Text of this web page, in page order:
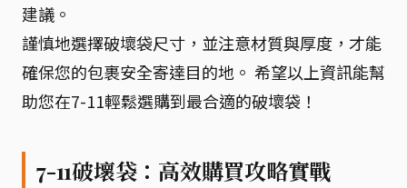
建議。
謹慎地選擇破壞袋尺寸，並注意材質與厚度，才能
確保您的包裹安全寄達目的地。 希望以上資訊能幫
助您在7-11輕鬆選購到最合適的破壞袋！
7-11破壞袋：高效購買攻略實戰